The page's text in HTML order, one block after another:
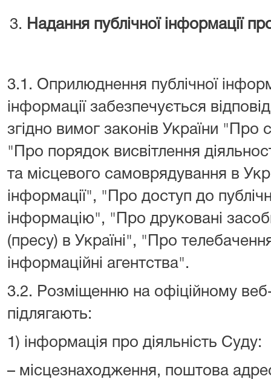
Надання публічної інформації
3.1. Оприлюднення публічної
інформації забезпечується
згідно вимог законів України "Про
"Про порядок висвітлення
та місцевого самоврядування в
інформації", "Про доступ до
інформацію", "Про друковані
(пресу) в Україні", "Про
інформаційні агентства".
3.2. Розміщенню на офіційному
підлягають:
1) інформація про діяльність Суду:
– місцезнаходження, поштова